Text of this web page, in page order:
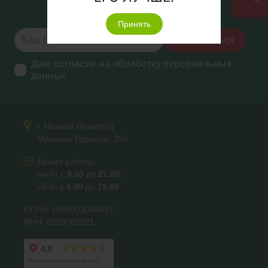
новостях и акциях
Подписаться
Даю согласие на обработку персональных
данных
Принять